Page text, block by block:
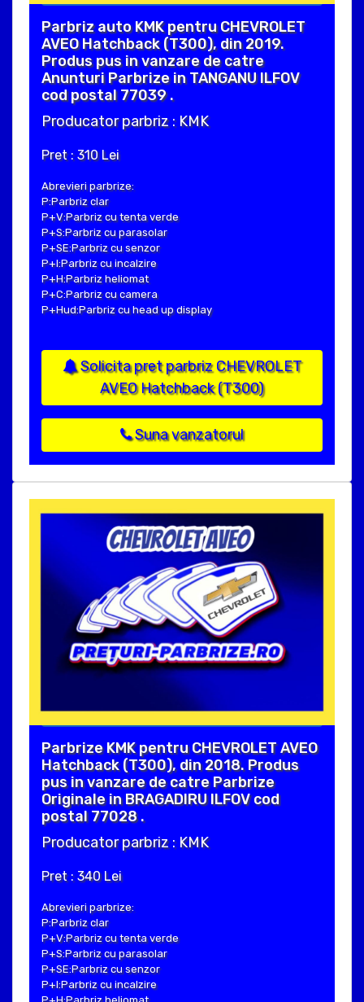
Parbriz auto KMK pentru CHEVROLET
AVEO Hatchback (T300), din 2019.
Produs pus in vanzare de catre
Anunturi Parbrize in TANGANU ILFOV
cod postal 77039 .
Producator parbriz : KMK
Pret : 310 Lei
Abrevieri parbrize:
P:Parbriz clar
P+V:Parbriz cu tenta verde
P+S:Parbriz cu parasolar
P+SE:Parbriz cu senzor
P+I:Parbriz cu incalzire
P+H:Parbriz heliomat
P+C:Parbriz cu camera
P+Hud:Parbriz cu head up display
Solicita pret parbriz CHEVROLET
AVEO Hatchback (T300)
Suna vanzatorul
Parbrize KMK pentru CHEVROLET AVEO
Hatchback (T300), din 2018. Produs
pus in vanzare de catre Parbrize
Originale in BRAGADIRU ILFOV cod
postal 77028 .
Producator parbriz : KMK
Pret : 340 Lei
Abrevieri parbrize:
P:Parbriz clar
P+V:Parbriz cu tenta verde
P+S:Parbriz cu parasolar
P+SE:Parbriz cu senzor
P+I:Parbriz cu incalzire